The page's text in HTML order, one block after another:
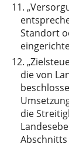
11.
Standort
12.
die von
die